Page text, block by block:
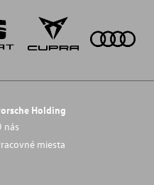
Holding
nás
miesta